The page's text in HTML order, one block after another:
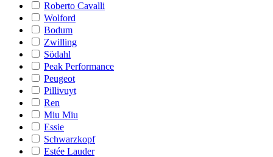
Roberto Cavalli
Wolford
Bodum
Zwilling
Södahl
Peak Performance
Peugeot
Pillivuyt
Ren
Miu Miu
Essie
Schwarzkopf
Estée Lauder